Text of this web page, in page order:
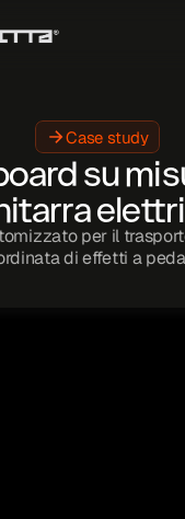
Case study
su
per il
di effetti a